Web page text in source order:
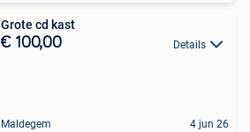
Grote cd kast
€ 100,00 Details
Maldegem 4 jun 26